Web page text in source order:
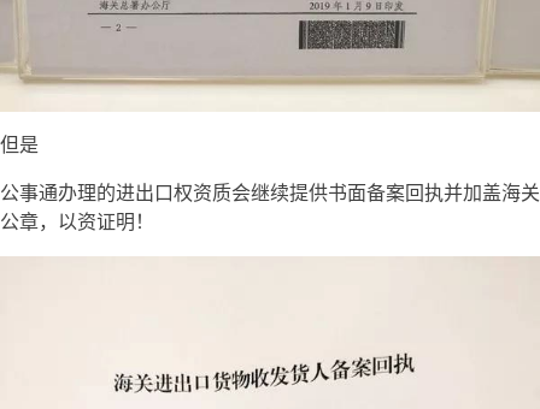
但是
公事通办理的进出口权资质会继续提供书面备案回执并加盖海关
公章，以资证明！